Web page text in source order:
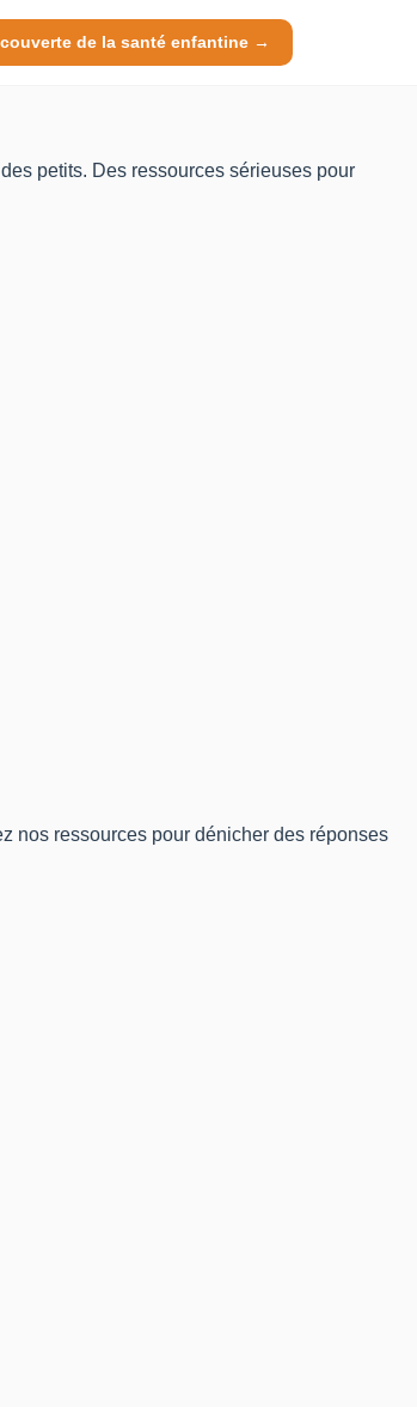
de la santé enfantine →
petits. Des ressources sérieuses pour
nos ressources pour dénicher des réponses